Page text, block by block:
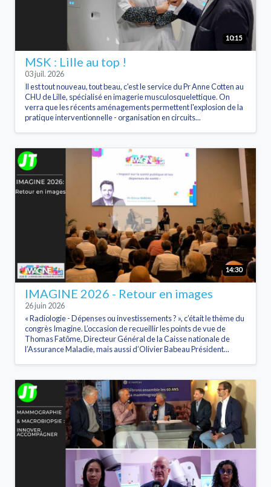
10:15
MSK : Lille au top !
03 juil. 2026
Il est tout nouveau, tout beau, c'est le service du Pr Anne Cotten au
CHU de Lille, spécialisé en imagerie musculosquelettique. On
verra que les récents aménagements permettent l'explosion de la
pratique interventionnelle - organisation en circuits...
14:30
IMAGINE 2026 - Retour en images
26 juin 2026
« Radiologie - Dépenses ou investissements ? », c’était le thème du
congrès Imagine. L’occasion de recueillir les points de vue de
Thomas Fatôme, Directeur Général de la Caisse nationale de
l’Assurance Maladie, mais aussi d’Olivier Babeau Président...